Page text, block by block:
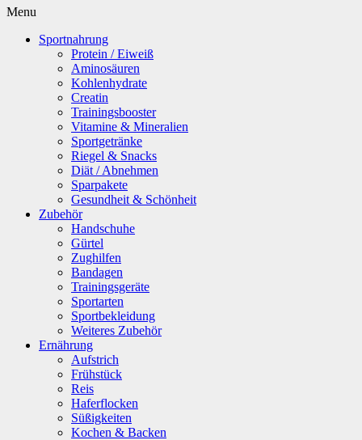
Menu
Sportnahrung
Protein / Eiweiß
Aminosäuren
Kohlenhydrate
Creatin
Trainingsbooster
Vitamine & Mineralien
Sportgetränke
Riegel & Snacks
Diät / Abnehmen
Sparpakete
Gesundheit & Schönheit
Zubehör
Handschuhe
Gürtel
Zughilfen
Bandagen
Trainingsgeräte
Sportarten
Sportbekleidung
Weiteres Zubehör
Ernährung
Aufstrich
Frühstück
Reis
Haferflocken
Süßigkeiten
Kochen & Backen